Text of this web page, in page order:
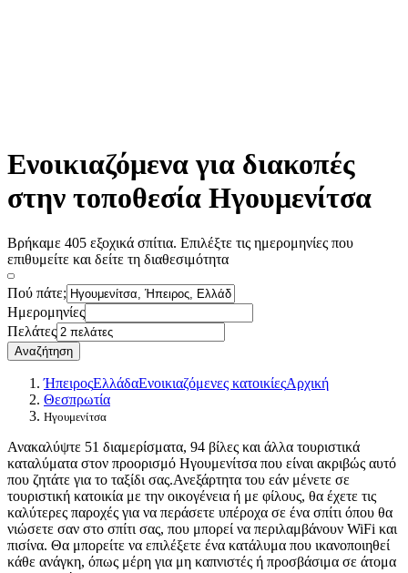
Ενοικιαζόμενα για διακοπές
στην τοποθεσία Ηγουμενίτσα
Βρήκαμε 405 εξοχικά σπίτια. Επιλέξτε τις ημερομηνίες που
επιθυμείτε και δείτε τη διαθεσιμότητα
Πού πάτε;
Ημερομηνίες
Πελάτες
Αναζήτηση
ΉπειροςΕλλάδαΕνοικιαζόμενες κατοικίεςΑρχική
Θεσπρωτία
Ηγουμενίτσα
Ανακαλύψτε 51 διαμερίσματα, 94 βίλες και άλλα τουριστικά
καταλύματα στον προορισμό Ηγουμενίτσα που είναι ακριβώς αυτό
που ζητάτε για το ταξίδι σας.Ανεξάρτητα του εάν μένετε σε
τουριστική κατοικία με την οικογένεια ή με φίλους, θα έχετε τις
καλύτερες παροχές για να περάσετε υπέροχα σε ένα σπίτι όπου θα
νιώσετε σαν στο σπίτι σας, που μπορεί να περιλαμβάνουν WiFi και
πισίνα. Θα μπορείτε να επιλέξετε ένα κατάλυμα που ικανοποιηθεί
κάθε ανάγκη, όπως μέρη για μη καπνιστές ή προσβάσιμα σε άτομα